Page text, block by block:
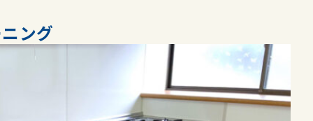
ング